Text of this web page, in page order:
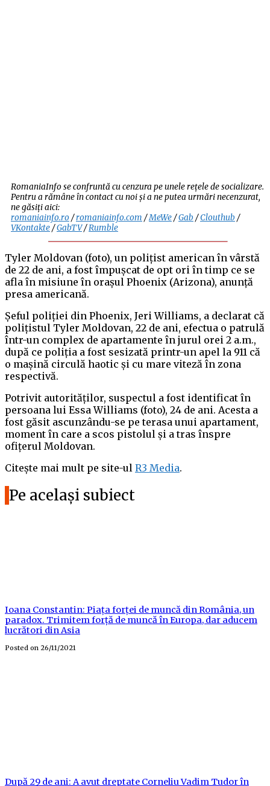
RomaniaInfo se confruntă cu cenzura pe unele rețele de socializare.
Pentru a rămâne în contact cu noi și a ne putea urmări necenzurat,
ne găsiți aici:
romaniainfo.ro/romaniainfo.com /MeWe/Gab /Clouthub /
VKontakte/GabTV/Rumble
Tyler Moldovan (foto), un polițist american în vârstă
de 22 de ani, a fost împușcat de opt ori în timp ce se
afla în misiune în orașul Phoenix (Arizona), anunță
presa americană.
Șeful poliției din Phoenix, Jeri Williams, a declarat că
polițistul Tyler Moldovan, 22 de ani, efectua o patrulă
într-un complex de apartamente în jurul orei 2 a.m.,
după ce poliția a fost sesizată printr-un apel la 911 că
o mașină circulă haotic și cu mare viteză în zona
respectivă.
Potrivit autorităților, suspectul a fost identificat în
persoana lui Essa Williams (foto), 24 de ani. Acesta a
fost găsit ascunzându-se pe terasa unui apartament,
moment în care a scos pistolul și a tras înspre
ofițerul Moldovan.
Citește mai mult pe site-ul R3 Media.
Pe același subiect
Ioana Constantin: Piața forței de muncă din România, un
paradox. Trimitem forță de muncă în Europa, dar aducem
lucrători din Asia
Posted on 26/11/2021
După 29 de ani: A avut dreptate Corneliu Vadim Tudor în